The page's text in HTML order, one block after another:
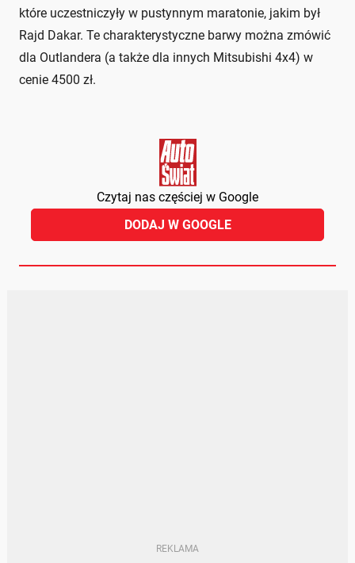
które uczestniczyły w pustynnym maratonie, jakim był
Rajd Dakar. Te charakterystyczne barwy można zmówić
dla Outlandera (a także dla innych Mitsubishi 4x4) w
cenie 4500 zł.
Czytaj nas częściej w Google
DODAJ W GOOGLE